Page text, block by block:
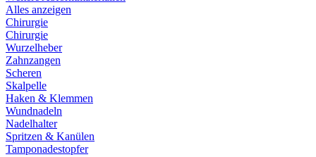
Alles anzeigen
Chirurgie
Chirurgie
Wurzelheber
Zahnzangen
Scheren
Skalpelle
Haken & Klemmen
Wundnadeln
Nadelhalter
Spritzen & Kanülen
Tamponadestopfer